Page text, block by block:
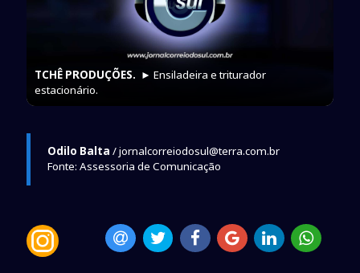
TCHÊ PRODUÇÕES. ► Ensiladeira e triturador
estacionário.
Odilo Balta / jornalcorreiodosul@terra.com.br
Fonte: Assessoria de Comunicação